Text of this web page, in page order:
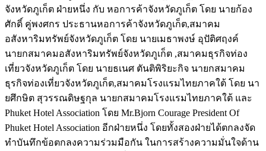
จังหวัดภูเก็ต ฝ่ายหนึ่ง กับ หอการค้าจังหวัดภูเก็ต โดย นายก้อง
ศักดิ์ คู่พงศกร ประธานหอการค้าจังหวัดภูเก็ต,สมาคม
อสังหาริมทรัพย์จังหวัดภูเก็ต โดย นายเมธาพงษ์ อุปัติศฤงค์
นายกสมาคมอสังหาริมทรัพย์จังหวัดภูเก็ต ,สมาคมธุรกิจท่อง
เที่ยวจังหวัดภูเก็ต โดย นายธเนศ ตันติพิริยะกิจ นายกสมาคม
ธุรกิจท่องเที่ยวจังหวัดภูเก็ต,สมาคมโรงแรมไทยภาคใต้ โดย นา
ยศึกษิต สุวรรณดิษฐกุล นายกสมาคมโรงแรมไทยภาคใต้ และ
Phuket Hotel Association โดย Mr.Bjorn Courage President Of
Phuket Hotel Association อีกฝ่ายหนึ่ง โดยทั้งสองฝ่ายได้ตกลงจัด
ทำบันทึกข้อตกลงความร่วมมือกัน ในการสร้างความมั่นใจด้าน